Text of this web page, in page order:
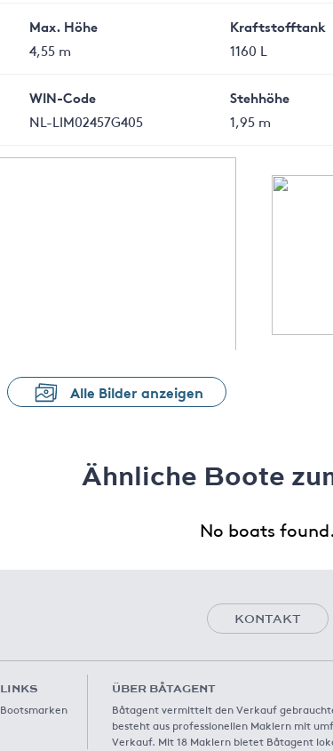
Max. Höhe
4,55 m
Kraftstofftank
1160 L
WIN-Code
NL-LIM02457G405
Stehhöhe
1,95 m
Alle Bilder anzeigen
Ähnliche Boote
No boats found.
KONTAKT
LINKS
Bootsmarken
ÜBER BÅTAGENT
Båtagent vermittelt den Verkauf
besteht aus professionellen Maklern mit
Verkauf. Mit 18 Maklern bietet Båtagent